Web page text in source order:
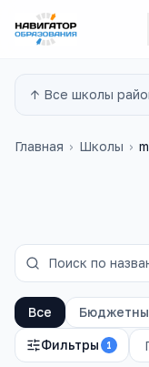
↑ Все школы
Главная › Школы ›
Все
Фильтры 1